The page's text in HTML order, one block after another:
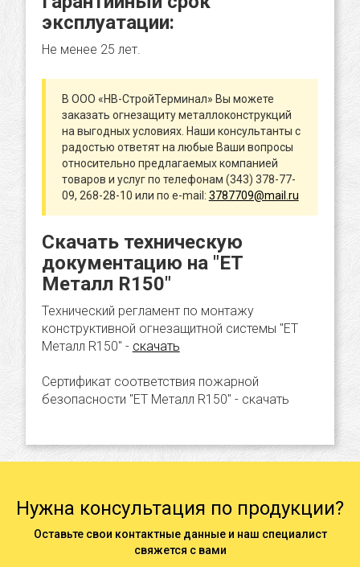
эксплуатации:
Не менее 25 лет.
В ООО «НВ-СтройТерминал» Вы можете
заказать огнезащиту металлоконструкций
на выгодных условиях. Наши консультанты с
радостью ответят на любые Ваши вопросы
относительно предлагаемых компанией
товаров и услуг по телефонам (343) 378-77-
09, 268-28-10 или по e-mail: 3787709@mail.ru
Скачать техническую
документацию на "ЕТ
Металл R150"
Технический регламент по монтажу
конструктивной огнезащитной системы "ЕТ
Металл R150" - скачать
Сертификат соответствия пожарной
безопасности "ЕТ Металл R150" - скачать
Нужна консультация по продукции?
Оставьте свои контактные данные и наш специалист
свяжется с вами